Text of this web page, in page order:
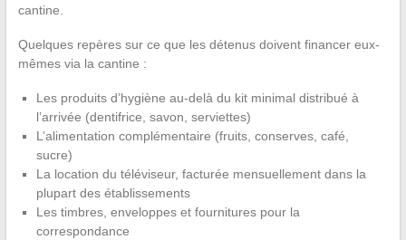
cantine.
Quelques repères sur ce que les détenus doivent financer eux-
mêmes via la cantine :
Les produits d’hygiène au-delà du kit minimal distribué à
l’arrivée (dentifrice, savon, serviettes)
L’alimentation complémentaire (fruits, conserves, café,
sucre)
La location du téléviseur, facturée mensuellement dans la
plupart des établissements
Les timbres, enveloppes et fournitures pour la
correspondance